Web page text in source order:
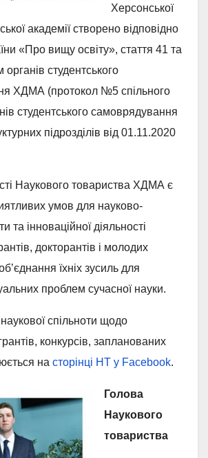
Херсонської
академії створено відповідно
«Про вищу освіту», стаття 41 та
студентського
ХДМА (протокол №5 спільного
студентського самоврядування
підрозділів від 01.11.2020
Наукового товариства ХДМА є
умов для науково-
та інноваційної діяльності
докторантів і молодих
їхніх зусиль для
проблем сучасної науки.
спільноти щодо
конкурсів, запланованих
на сторінці НТ у Facebook.
Голова
Наукового
товариства